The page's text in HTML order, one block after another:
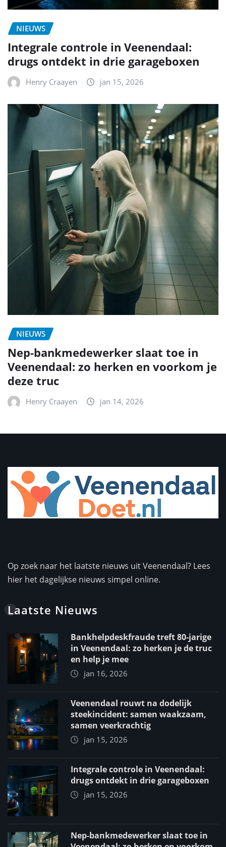
NIEUWS
Integrale controle in Veenendaal:
drugs ontdekt in drie garageboxen
Henry Craayen jan 15, 2026
NIEUWS
Nep-bankmedewerker slaat toe in
Veenendaal: zo herken en voorkom je
deze truc
Henry Craayen jan 14, 2026
Op zoek naar het laatste nieuws uit Veenendaal? Lees
hier het dagelijkse nieuws simpel online.
Laatste Nieuws
Bankhelpdeskfraude treft 80-jarige
in Veenendaal: zo herken je de truc
en help je mee
jan 16, 2026
Veenendaal rouwt na dodelijk
steekincident: samen waakzaam,
samen veerkrachtig
jan 15, 2026
Integrale controle in Veenendaal:
drugs ontdekt in drie garageboxen
jan 15, 2026
Nep-bankmedewerker slaat toe in